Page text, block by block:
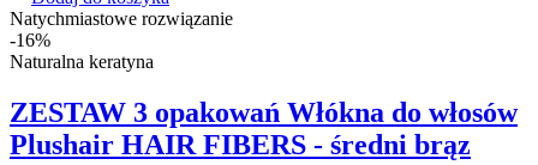
Natychmiastowe rozwiązanie
-16%
Naturalna keratyna
ZESTAW 3 opakowań Włókna do włosów
Plushair HAIR FIBERS - średni brąz